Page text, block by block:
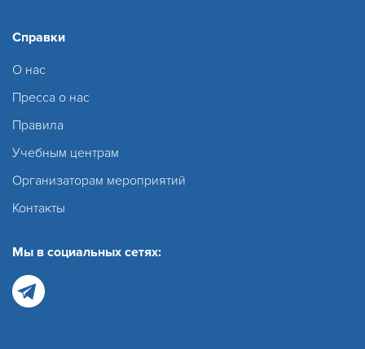
Справки
О нас
Пресса о нас
Правила
Учебным центрам
Организаторам мероприятий
Контакты
Мы в социальных сетях: